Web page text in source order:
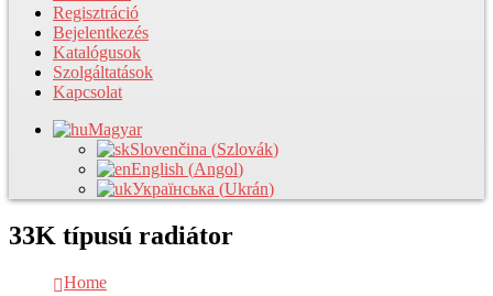
Regisztráció
Bejelentkezés
Katalógusok
Szolgáltatások
Kapcsolat
Magyar
Slovenčina (Szlovák)
English (Angol)
Українська (Ukrán)
33K típusú radiátor
Home